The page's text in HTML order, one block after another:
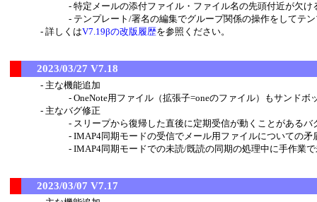
特定メールの添付ファイル・ファイル名の先頭付近が欠け
テンプレート/署名の編集でグループ関係の操作をしてテ
詳しくはV7.19βの改版履歴を参照ください。
2023/03/27 V7.18
主な機能追加
OneNote用ファイル（拡張子=oneのファイル）もサンド
主なバグ修正
スリープから復帰した直後に定期受信が動くことがあるバ
IMAP4同期モードの受信でメール用ファイルについての
IMAP4同期モードでの未読/既読の同期の処理中に手作業
2023/03/07 V7.17